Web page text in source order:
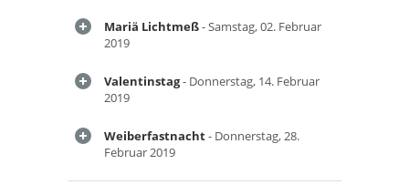
Mariä Lichtmeß- Samstag, 02. Februar
2019
Valentinstag- Donnerstag, 14. Februar
2019
Weiberfastnacht- Donnerstag, 28.
Februar 2019